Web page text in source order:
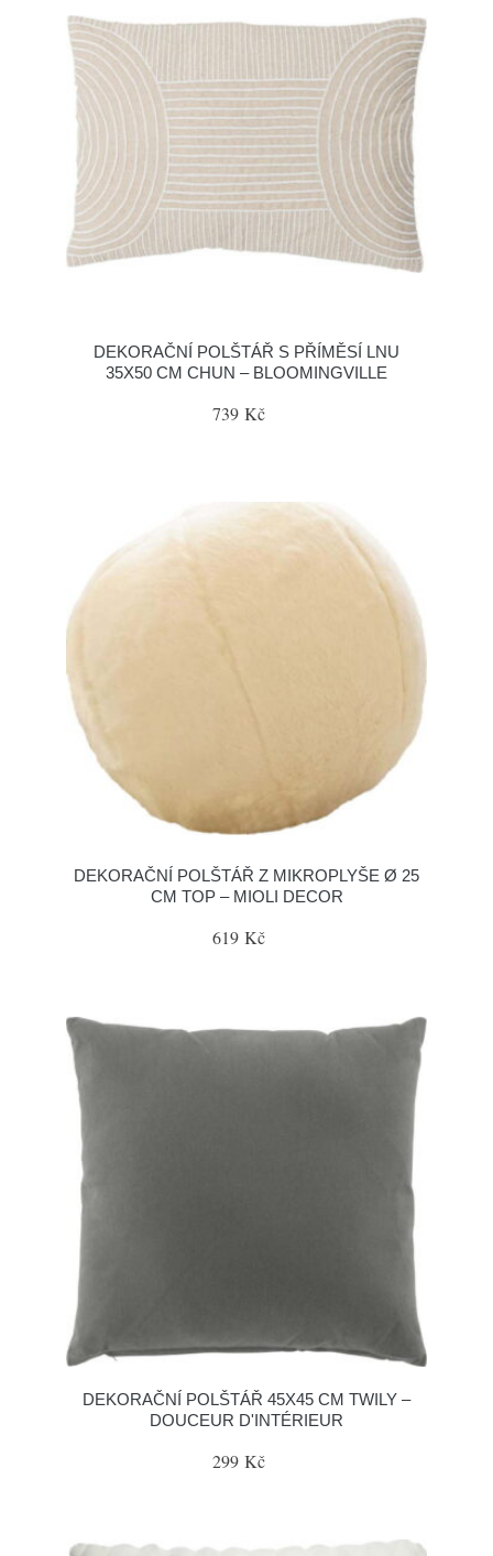
DEKORAČNÍ POLŠTÁŘ S PŘÍMĚSÍ LNU
35X50 CM CHUN – BLOOMINGVILLE
739 Kč
DEKORAČNÍ POLŠTÁŘ Z MIKROPLYŠE Ø 25
CM TOP – MIOLI DECOR
619 Kč
DEKORAČNÍ POLŠTÁŘ 45X45 CM TWILY –
DOUCEUR D'INTÉRIEUR
299 Kč